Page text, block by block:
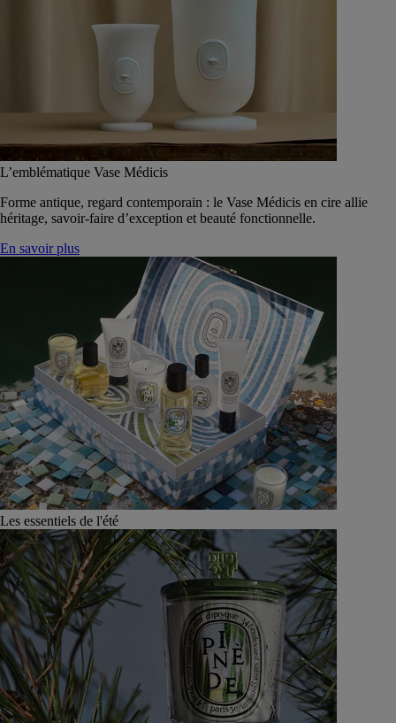
L’emblématique Vase Médicis
Forme antique, regard contemporain : le Vase Médicis en cire allie
héritage, savoir-faire d’exception et beauté fonctionnelle.
En savoir plus
Les essentiels de l'été